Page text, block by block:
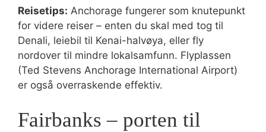
Reisetips: Anchorage fungerer som knutepunkt
for videre reiser – enten du skal med tog til
Denali, leiebil til Kenai-halvøya, eller fly
nordover til mindre lokalsamfunn. Flyplassen
(Ted Stevens Anchorage International Airport)
er også overraskende effektiv.
Fairbanks – porten til